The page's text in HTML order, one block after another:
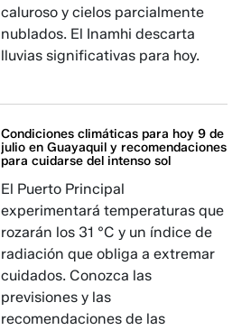
caluroso y cielos parcialmente
nublados. El Inamhi descarta
lluvias significativas para hoy.
Condiciones climáticas para hoy 9 de
julio en Guayaquil y recomendaciones
para cuidarse del intenso sol
El Puerto Principal
experimentará temperaturas que
rozarán los 31 °C y un índice de
radiación que obliga a extremar
cuidados. Conozca las
previsiones y las
recomendaciones de las